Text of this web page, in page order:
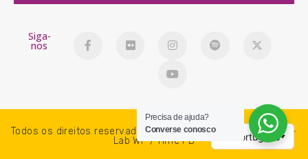
Siga-
nos
Todos os direitos reservados. PlanetaBandas © 2018-2026 -
Lab WP / Time PB
Precisa de ajuda?
Converse conosco